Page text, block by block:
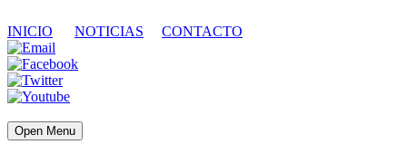
INICIO NOTICIAS CONTACTO
Open Menu